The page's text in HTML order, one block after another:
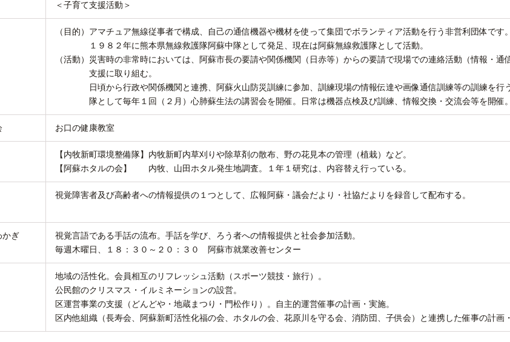
＜子育て支援活動＞
（目的）アマチュア無線従事者で構成、自己の通信機器や機材を使って集団でボランティア活動を行う非営利団体です
１９８２年に熊本県無線救護隊阿蘇中隊として発足、現在は阿蘇無線救護隊として活動。
（活動）災害時の非常時においては、阿蘇市長の要請や関係機関（日赤等）からの要請で現場での連絡活動（情報・通
支援に取り組む。
日頃から行政や関係機関と連携、阿蘇火山防災訓練に参加、訓練現場の情報伝達や画像通信訓練等の訓練を行
隊として毎年１回（２月）心肺蘇生法の講習会を開催。日常は機器点検及び訓練、情報交換・交流会等を開催
お口の健康教室
【内牧新町環境整備隊】内牧新町内草刈りや除草剤の散布、野の花見本の管理（植栽）など。
【阿蘇ホタルの会】 内牧、山田ホタル発生地調査。１年１研究は、内容替え行っている。
視覚障害者及び高齢者への情報提供の１つとして、広報阿蘇・議会だより・社協だよりを録音して配布する。
かぎ
視覚言語である手話の流布。手話を学び、ろう者への情報提供と社会参加活動。
毎週木曜日、１８：３０～２０：３０ 阿蘇市就業改善センター
地域の活性化。会員相互のリフレッシュ活動（スポーツ競技・旅行）。
公民館のクリスマス・イルミネーションの設営。
区運営事業の支援（どんどや・地蔵まつり・門松作り）。自主的運営催事の計画・実施。
区内他組織（長寿会、阿蘇新町活性化福の会、ホタルの会、花原川を守る会、消防団、子供会）と連携した催事の計画